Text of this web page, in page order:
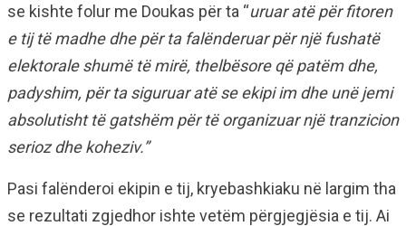
se kishte folur me Doukas për ta “uruar atë për fitoren
e tij të madhe dhe për ta falënderuar për një fushatë
elektorale shumë të mirë, thelbësore që patëm dhe,
padyshim, për ta siguruar atë se ekipi im dhe unë jemi
absolutisht të gatshëm për të organizuar një tranzicion
serioz dhekoheziv.”
Pasi falënderoi ekipin e tij, kryebashkiaku në largim tha
se rezultati zgjedhor ishte vetëm përgjegjësia e tij. Ai